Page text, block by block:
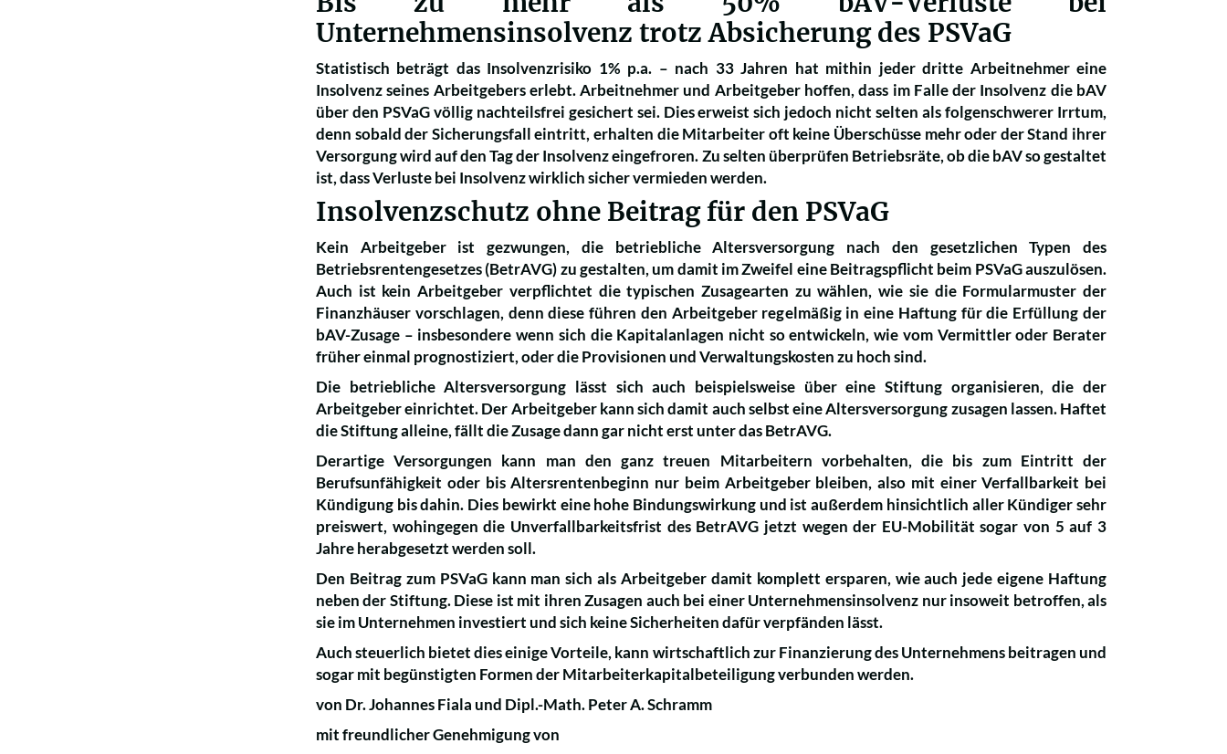
Unternehmensinsolvenz trotz Absicherung des PSVaG
Statistisch beträgt das Insolvenzrisiko 1% p.a. – nach 33 Jahren hat mithin jeder dritte Arbeitnehmer eine
Insolvenz seines Arbeitgebers erlebt. Arbeitnehmer und Arbeitgeber hoffen, dass im Falle der Insolvenz die bAV
über den PSVaG völlig nachteilsfrei gesichert sei. Dies erweist sich jedoch nicht selten als folgenschwerer Irrtum,
denn sobald der Sicherungsfall eintritt, erhalten die Mitarbeiter oft keine Überschüsse mehr oder der Stand ihrer
Versorgung wird auf den Tag der Insolvenz eingefroren. Zu selten überprüfen Betriebsräte, ob die bAV so gestaltet
ist, dass Verluste bei Insolvenz wirklich sicher vermieden werden.
Insolvenzschutz ohne Beitrag für den PSVaG
Kein Arbeitgeber ist gezwungen, die betriebliche Altersversorgung nach den gesetzlichen Typen des
Betriebsrentengesetzes (BetrAVG) zu gestalten, um damit im Zweifel eine Beitragspflicht beim PSVaG auszulösen.
Auch ist kein Arbeitgeber verpflichtet die typischen Zusagearten zu wählen, wie sie die Formularmuster der
Finanzhäuser vorschlagen, denn diese führen den Arbeitgeber regelmäßig in eine Haftung für die Erfüllung der
bAV-Zusage – insbesondere wenn sich die Kapitalanlagen nicht so entwickeln, wie vom Vermittler oder Berater
früher einmal prognostiziert, oder die Provisionen und Verwaltungskosten zu hoch sind.
Die betriebliche Altersversorgung lässt sich auch beispielsweise über eine Stiftung organisieren, die der
Arbeitgeber einrichtet. Der Arbeitgeber kann sich damit auch selbst eine Altersversorgung zusagen lassen. Haftet
die Stiftung alleine, fällt die Zusage dann gar nicht erst unter das BetrAVG.
Derartige Versorgungen kann man den ganz treuen Mitarbeitern vorbehalten, die bis zum Eintritt der
Berufsunfähigkeit oder bis Altersrentenbeginn nur beim Arbeitgeber bleiben, also mit einer Verfallbarkeit bei
Kündigung bis dahin. Dies bewirkt eine hohe Bindungswirkung und ist außerdem hinsichtlich aller Kündiger sehr
preiswert, wohingegen die Unverfallbarkeitsfrist des BetrAVG jetzt wegen der EU-Mobilität sogar von 5 auf 3
Jahre herabgesetzt werden soll.
Den Beitrag zum PSVaG kann man sich als Arbeitgeber damit komplett ersparen, wie auch jede eigene Haftung
neben der Stiftung. Diese ist mit ihren Zusagen auch bei einer Unternehmensinsolvenz nur insoweit betroffen, als
sie im Unternehmen investiert und sich keine Sicherheiten dafür verpfänden lässt.
Auch steuerlich bietet dies einige Vorteile, kann wirtschaftlich zur Finanzierung des Unternehmens beitragen und
sogar mit begünstigten Formen der Mitarbeiterkapitalbeteiligung verbunden werden.
von Dr. Johannes Fiala und Dipl.-Math. Peter A. Schramm
mit freundlicher Genehmigung von